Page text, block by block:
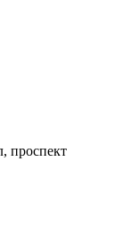
проспект